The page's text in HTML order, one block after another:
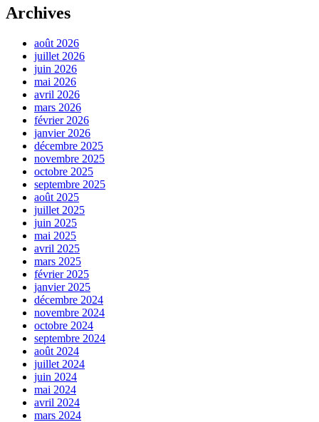
Archives
août 2026
juillet 2026
juin 2026
mai 2026
avril 2026
mars 2026
février 2026
janvier 2026
décembre 2025
novembre 2025
octobre 2025
septembre 2025
août 2025
juillet 2025
juin 2025
mai 2025
avril 2025
mars 2025
février 2025
janvier 2025
décembre 2024
novembre 2024
octobre 2024
septembre 2024
août 2024
juillet 2024
juin 2024
mai 2024
avril 2024
mars 2024